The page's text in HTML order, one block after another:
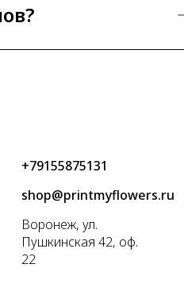
+79155875131
shop@printmyflowers.ru
Воронеж, ул.
Пушкинская 42, оф.
22